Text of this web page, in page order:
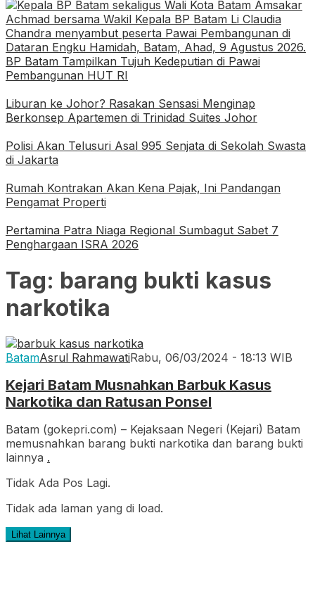
BP Batam Tampilkan Tujuh Kedeputian di Pawai
Pembangunan HUT RI
Liburan ke Johor? Rasakan Sensasi Menginap
Berkonsep Apartemen di Trinidad Suites Johor
Polisi Akan Telusuri Asal 995 Senjata di Sekolah Swasta
di Jakarta
Rumah Kontrakan Akan Kena Pajak, Ini Pandangan
Pengamat Properti
Pertamina Patra Niaga Regional Sumbagut Sabet 7
Penghargaan ISRA 2026
Tag: barang bukti kasus
narkotika
BatamAsrul RahmawatiRabu, 06/03/2024 - 18:13 WIB
Kejari Batam Musnahkan Barbuk Kasus
Narkotika dan Ratusan Ponsel
Batam (gokepri.com) – Kejaksaan Negeri (Kejari) Batam
memusnahkan barang bukti narkotika dan barang bukti
lainnya .
Tidak Ada Pos Lagi.
Tidak ada laman yang di load.
Lihat Lainnya